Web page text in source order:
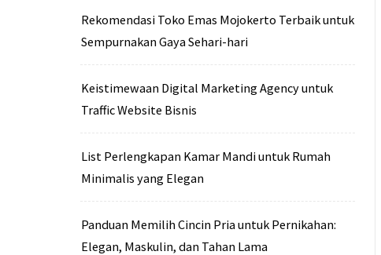
Rekomendasi Toko Emas Mojokerto Terbaik untuk
Sempurnakan Gaya Sehari-hari
Keistimewaan Digital Marketing Agency untuk
Traffic Website Bisnis
List Perlengkapan Kamar Mandi untuk Rumah
Minimalis yang Elegan
Panduan Memilih Cincin Pria untuk Pernikahan:
Elegan, Maskulin, dan Tahan Lama